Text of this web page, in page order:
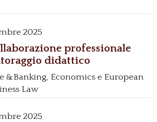
2025
professionale
didattico
&Banking, Economics e European
Law
2025